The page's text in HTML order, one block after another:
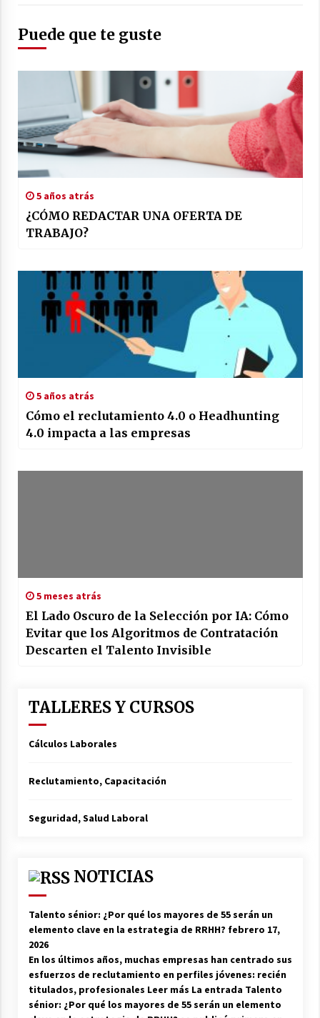
Puede que te guste
5 años atrás
¿CÓMO REDACTAR UNA OFERTA DE
TRABAJO?
5 años atrás
Cómo el reclutamiento 4.0 o Headhunting
4.0 impacta a las empresas
5 meses atrás
El Lado Oscuro de la Selección por IA: Cómo
Evitar que los Algoritmos de Contratación
Descarten el Talento Invisible
TALLERES Y CURSOS
Cálculos Laborales
Reclutamiento, Capacitación
Seguridad, Salud Laboral
NOTICIAS
Talento sénior: ¿Por qué los mayores de 55 serán un
elemento clave en la estrategia de RRHH? febrero 17,
2026
En los últimos años, muchas empresas han centrado sus
esfuerzos de reclutamiento en perfiles jóvenes: recién
titulados, profesionales Leer más La entrada Talento
sénior: ¿Por qué los mayores de 55 serán un elemento